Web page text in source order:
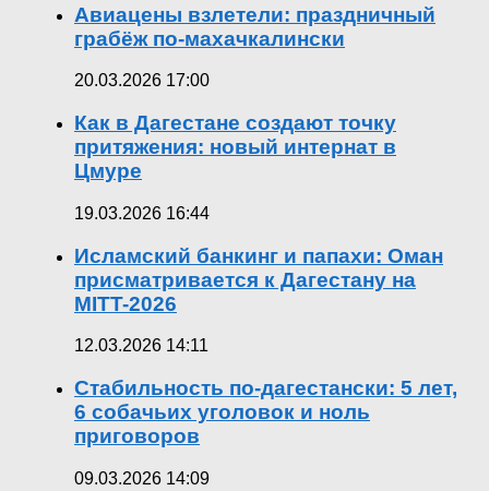
Авиацены взлетели: праздничный
грабёж по-махачкалински
20.03.2026 17:00
Как в Дагестане создают точку
притяжения: новый интернат в
Цмуре
19.03.2026 16:44
Исламский банкинг и папахи: Оман
присматривается к Дагестану на
MITT-2026
12.03.2026 14:11
Стабильность по-дагестански: 5 лет,
6 собачьих уголовок и ноль
приговоров
09.03.2026 14:09